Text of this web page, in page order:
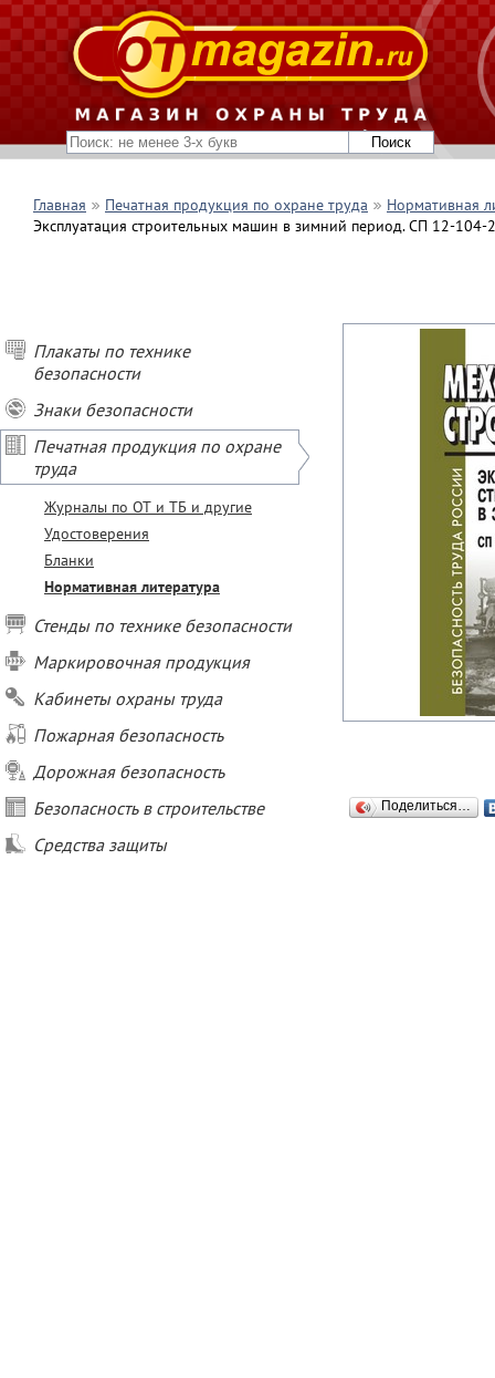
Главная Печатная продукция по охране труда
Нормативная
Эксплуатация строительных машин в зимний период. СП 12-
Плакаты по технике
безопасности
Знаки безопасности
Печатная продукция по охране
труда
Журналы по ОТ и ТБ и другие
Удостоверения
Бланки
Нормативная литература
Стенды по технике безопасности
Маркировочная продукция
Кабинеты охраны труда
Пожарная безопасность
Дорожная безопасность
Безопасность в строительстве
Средства защиты
Поделиться…